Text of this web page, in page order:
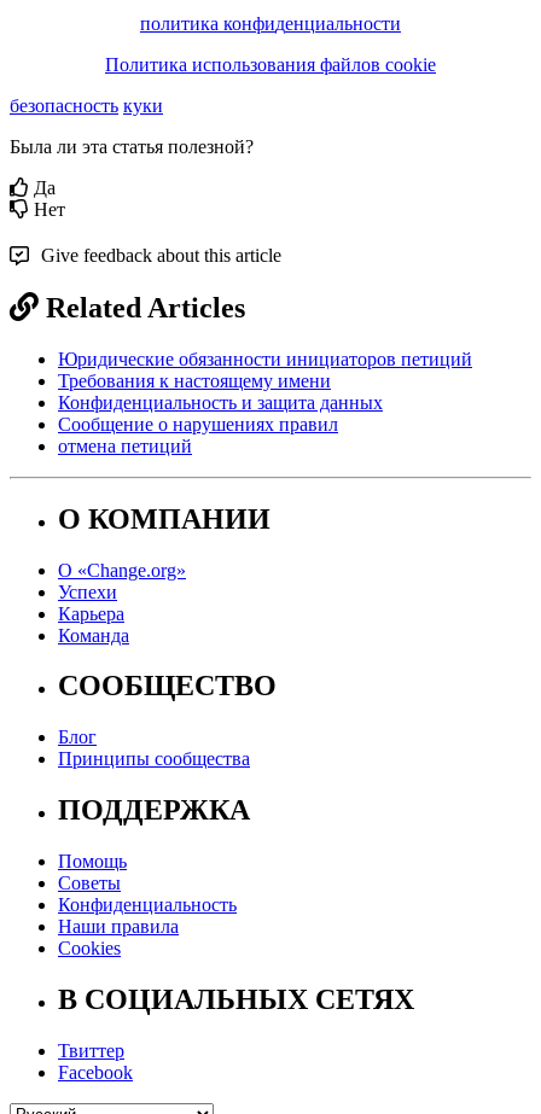
политика конфиденциальности
Политика использования файлов cookie
безопасность куки
Была ли эта статья полезной?
Да
Нет
Give feedback about this article
Related Articles
Юридические обязанности инициаторов петиций
Требования к настоящему имени
Конфиденциальность и защита данных
Сообщение о нарушениях правил
отмена петиций
О КОМПАНИИ
О «Change.org»
Успехи
Карьера
Команда
СООБЩЕСТВО
Блог
Принципы сообщества
ПОДДЕРЖКА
Помощь
Советы
Конфиденциальность
Наши правила
Cookies
В СОЦИАЛЬНЫХ СЕТЯХ
Твиттер
Facebook